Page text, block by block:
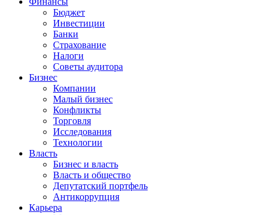
Бюджет
Инвестиции
Банки
Страхование
Налоги
Советы аудитора
Бизнес
Компании
Малый бизнес
Конфликты
Торговля
Исследования
Технологии
Власть
Бизнес и власть
Власть и общество
Депутатский портфель
Антикоррупция
Карьера